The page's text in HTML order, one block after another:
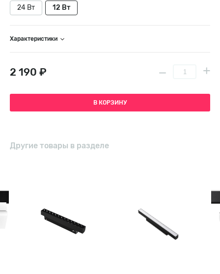
24 Вт 12 Вт
Характеристики
2 190 ₽
В КОРЗИНУ
Другие товары в разделе